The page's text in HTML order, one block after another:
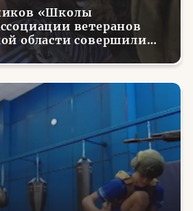
«Школы
ветеранов
области совершили
прыжки